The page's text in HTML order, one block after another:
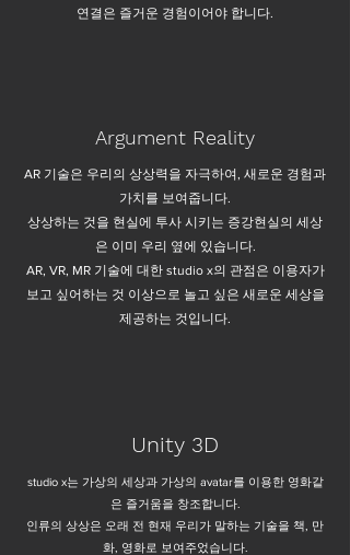
연결은 즐거운 경험이어야 합니다.
Argument Reality
AR 기술은 우리의 상상력을 자극하여, 새로운 경험과
가치를 보여줍니다.
상상하는 것을 현실에 투사 시키는 증강현실의 세상
은 이미 우리 옆에 있습니다.
AR, VR, MR 기술에 대한 studio x의 관점은 이용자가
보고 싶어하는 것 이상으로 놀고 싶은 새로운 세상을
제공하는 것입니다.
Unity 3D
studio x는 가상의 세상과 가상의 avatar를 이용한 영화같
은 즐거움을 창조합니다.
인류의 상상은 오래 전 현재 우리가 말하는 기술을 책, 만
화, 영화로 보여주었습니다.